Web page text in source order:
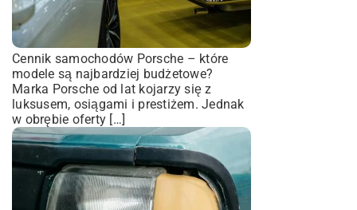
Cennik samochodów Porsche – które
modele są najbardziej budżetowe?
Marka Porsche od lat kojarzy się z
luksusem, osiągami i prestiżem. Jednak
w obrębie oferty […]